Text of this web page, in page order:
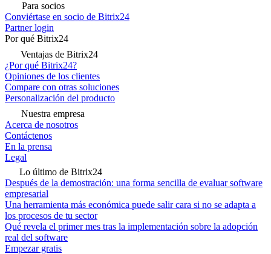
Para socios
Conviértase en socio de Bitrix24
Partner login
Por qué Bitrix24
Ventajas de Bitrix24
¿Por qué Bitrix24?
Opiniones de los clientes
Compare con otras soluciones
Personalización del producto
Nuestra empresa
Acerca de nosotros
Contáctenos
En la prensa
Legal
Lo último de Bitrix24
Después de la demostración: una forma sencilla de evaluar software
empresarial
Una herramienta más económica puede salir cara si no se adapta a
los procesos de tu sector
Qué revela el primer mes tras la implementación sobre la adopción
real del software
Empezar gratis